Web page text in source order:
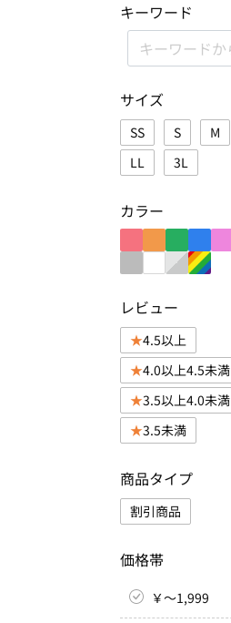
キーワード
サイズ
SS S M
LL
3L
カラー
レビュー
4.5以上
4.0以上4.5未満
3.5以上4.0未満
3.5未満
商品タイプ
割引商品
価格帯
￥～1,999